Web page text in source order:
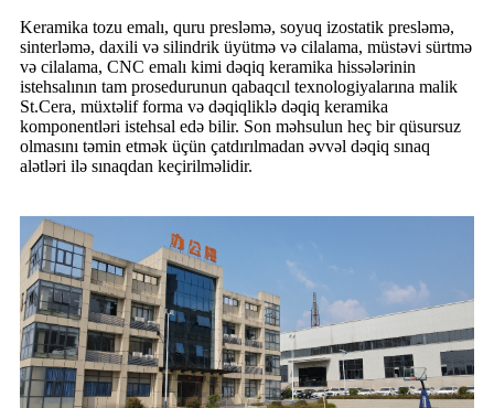
Keramika tozu emalı, quru presləmə, soyuq izostatik presləmə,
sinterləmə, daxili və silindrik üyütmə və cilalama, müstəvi sürtmə
və cilalama, CNC emalı kimi dəqiq keramika hissələrinin
istehsalının tam prosedurunun qabaqcıl texnologiyalarına malik
St.Cera, müxtəlif forma və dəqiqliklə dəqiq keramika
komponentləri istehsal edə bilir. Son məhsulun heç bir qüsursuz
olmasını təmin etmək üçün çatdırılmadan əvvəl dəqiq sınaq
alətləri ilə sınaqdan keçirilməlidir.